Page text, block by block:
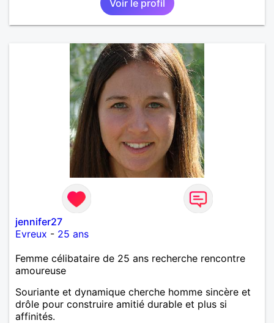
Voir le profil
jennifer27
Evreux - 25 ans
Femme célibataire de 25 ans recherche rencontre
amoureuse
Souriante et dynamique cherche homme sincère et
drôle pour construire amitié durable et plus si
affinités.